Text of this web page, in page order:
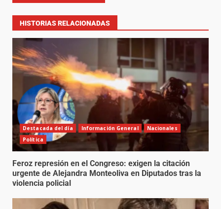
HISTORIAS RELACIONADAS
Destacada del día Información General
Nacionales
Política
Feroz represión en el Congreso: exigen la citación
urgente de Alejandra Monteoliva en Diputados tras la
violencia policial